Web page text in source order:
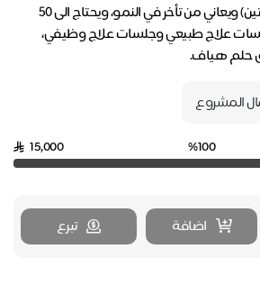
هياف يبلغ من العمر (سنتين) ويعاني من تأخر في النمو، ويحتاج الى ٥٠
علاج طبيعي وجلسات علاج وظيفي،
حلم هياف.
المشروع
%100
15,000
اضافة تبرع